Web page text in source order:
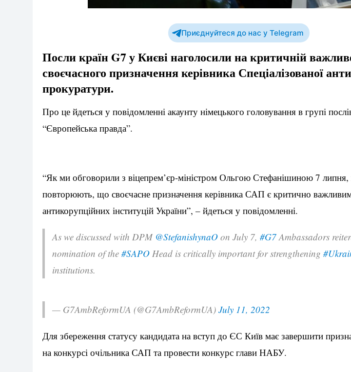
Приєднуйтеся до нас у Telegram
Посли країн G7 у Києві наголосили на критичній
своєчасного призначення керівника Спеціалізованої
прокуратури.
Про це йдеться у повідомленні акаунту німецького головування в групі
“Європейська правда”.
“Як ми обговорили з віцепрем’єр-міністром Ольгою Стефанішиною 7
повторюють, що своєчасне призначення керівника САП є критично
антикорупційних інституцій України”, – йдеться у повідомленні.
As we discussed with DPM @StefanishynaO on July 7, #G7Ambassadors
nomination of the #SAPO Head is critically important for strengthening
institutions.
— G7AmbReformUA (@G7AmbReformUA) July 11, 2022
Для збереження статусу кандидата на вступ до ЄС Київ має завершити
на конкурсі очільника САП та провести конкурс глави НАБУ.